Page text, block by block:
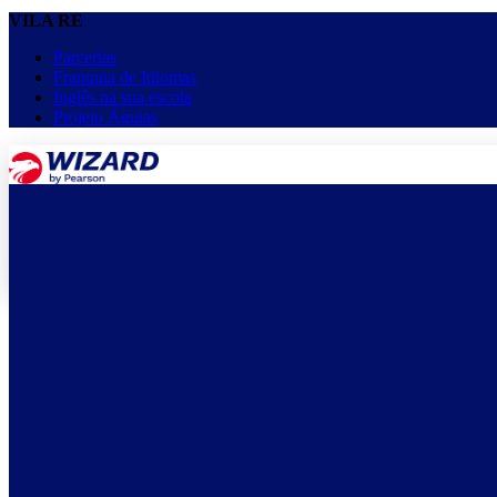
VILA RÉ
Parcerias
Franquia de Idiomas
Inglês na sua escola
Projeto Águias